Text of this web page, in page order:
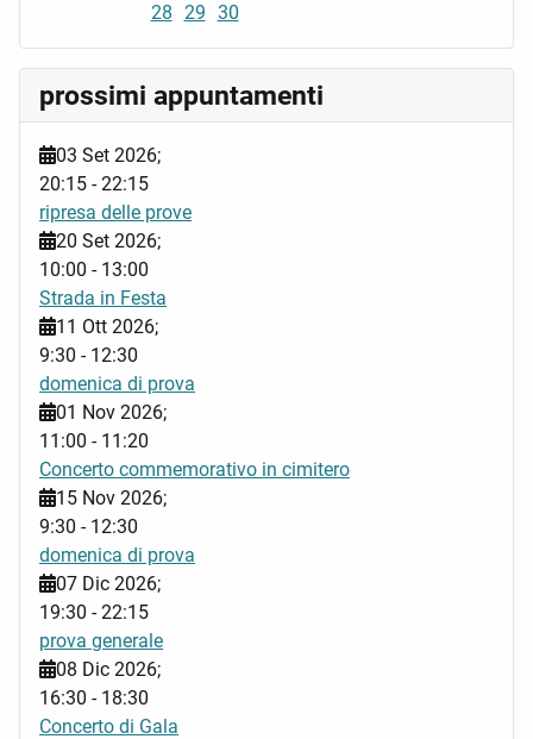
28 29 30
prossimi appuntamenti
03 Set 2026;
20:15 -22:15
ripresa delle prove
20 Set 2026;
10:00 - 13:00
Strada in Festa
11 Ott 2026;
9:30 - 12:30
domenica di prova
01 Nov 2026;
11:00 - 11:20
Concerto commemorativo in cimitero
15 Nov 2026;
9:30 - 12:30
domenica di prova
07 Dic 2026;
19:30 -22:15
prova generale
08 Dic 2026;
16:30 - 18:30
Concerto di Gala